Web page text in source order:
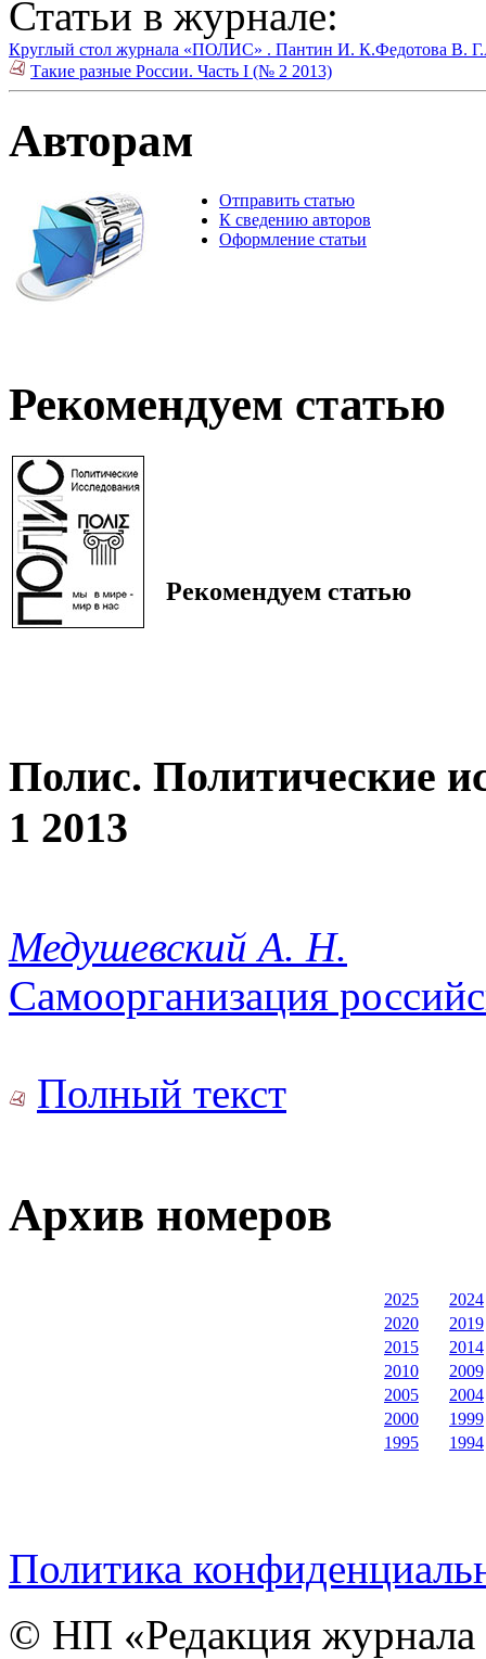
Статьи в журнале:
Круглый стол журнала «ПОЛИС» . Пантин И. К.Федотова В. Г.
Такие разные России. Часть I (№ 2 2013)
Авторам
Отправить статью
К сведению авторов
Оформление статьи
Рекомендуем статью
Рекомендуем статью
Полис. Политические
1 2013
Медушевский А. Н.
Самоорганизация
Полный текст
Архив номеров
2025
2024
2020
2019
2015
2014
2010
2009
2005
2004
2000
1999
1995
1994
Политика
© НП «Редакция